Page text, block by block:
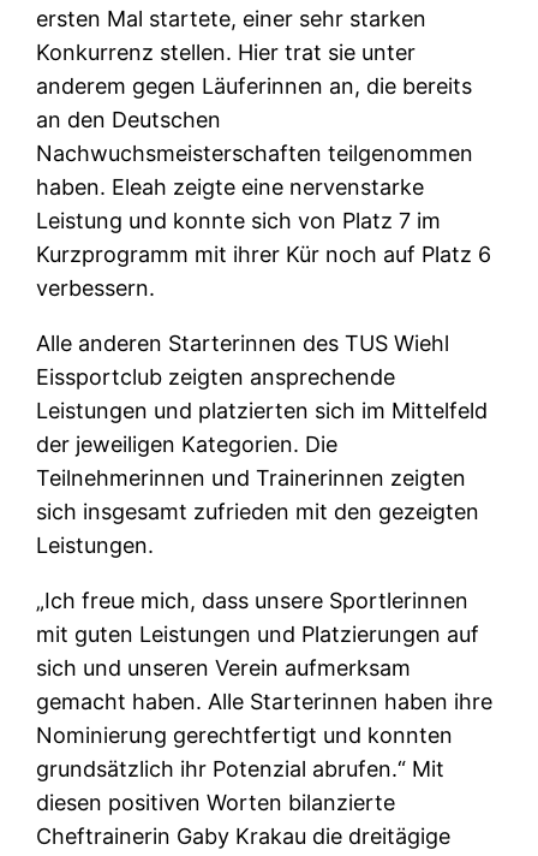
ersten Mal startete, einer sehr starken
Konkurrenz stellen. Hier trat sie unter
anderem gegen Läuferinnen an, die bereits
an den Deutschen
Nachwuchsmeisterschaften teilgenommen
haben. Eleah zeigte eine nervenstarke
Leistung und konnte sich von Platz 7 im
Kurzprogramm mit ihrer Kür noch auf Platz 6
verbessern.
Alle anderen Starterinnen des TUS Wiehl
Eissportclub zeigten ansprechende
Leistungen und platzierten sich im Mittelfeld
der jeweiligen Kategorien. Die
Teilnehmerinnen und Trainerinnen zeigten
sich insgesamt zufrieden mit den gezeigten
Leistungen.
„Ich freue mich, dass unsere Sportlerinnen
mit guten Leistungen und Platzierungen auf
sich und unseren Verein aufmerksam
gemacht haben. Alle Starterinnen haben ihre
Nominierung gerechtfertigt und konnten
grundsätzlich ihr Potenzial abrufen.“ Mit
diesen positiven Worten bilanzierte
Cheftrainerin Gaby Krakau die dreitägige